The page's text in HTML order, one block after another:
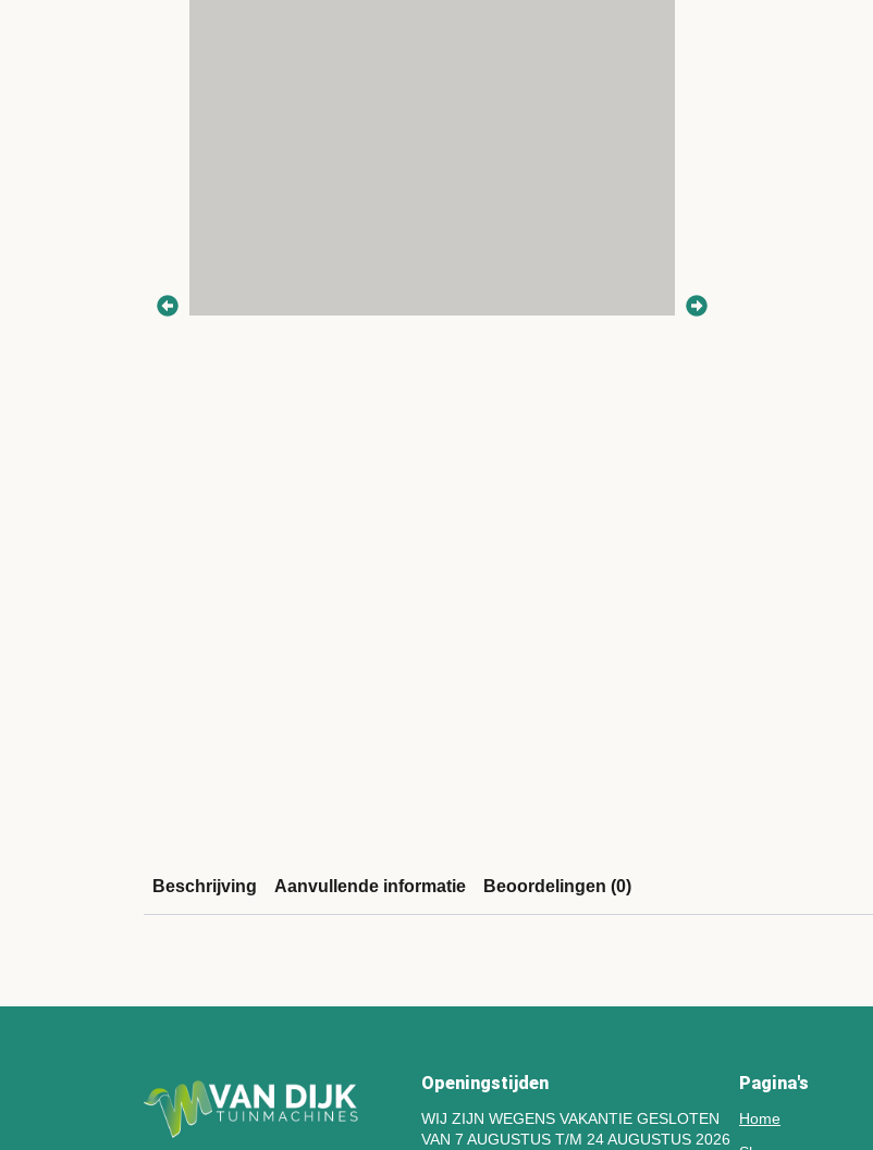
Beschrijving Aanvullende informatie Beoordelingen (0)
Openingstijden
WIJ ZIJN WEGENS VAKANTIE GESLOTEN
VAN 7 AUGUSTUS T/M 24 AUGUSTUS 2026
Pagina's
Home